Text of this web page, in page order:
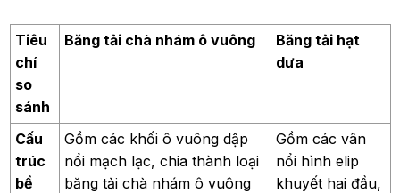
Tiêu
chí
so
sánh
Băng tải chà nhám ô vuông
Băng tải hạt
dưa
Cấu
trúc
bề
Gồm các khối ô vuông dập
nổi mạch lạc, chia thành loại
băng tải chà nhám ô vuông
Gồm các vân
nổi hình elip
khuyết hai đầu,